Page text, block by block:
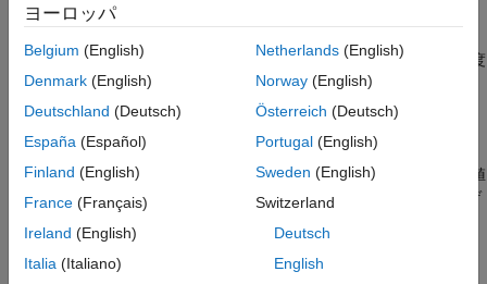
アルゴリズム
プロファイルは
制御システムを調整すると、最大ゲイン プロファイルは相補感度
関数T=L/(I+L の最大ゲインの制約に変換されます。
とその結果調整されたループ ゲインL(青い線) を示します。影
付きの領域はこの要件によって禁止されたゲイン プロファイル値
を表します。この図は、
が 1 よりはるかに小さい場合、最大ゲ
ことを示します。
ヨーロッパ
Belgium (English)
Denmark (English)
Deutschland (Deutsch)
España (Español)
Finland (English)
France (Français)
Ireland (English)
Italia (Italiano)
Netherlands(English)
Norway(English)
Österreich (Deutsch)
Portugal(English)
Sweden (English)
Switzerland
Deutsch
English